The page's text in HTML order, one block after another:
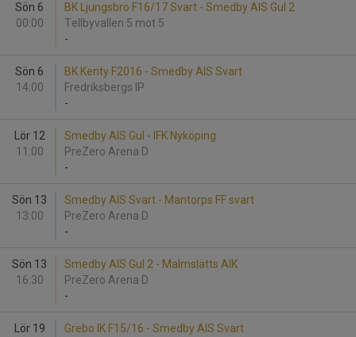
Sön 6
00:00
BK Ljungsbro F16/17 Svart - Smedby AIS Gul 2
Tellbyvallen 5 mot 5
-
Sön 6
14:00
BK Kenty F2016 - Smedby AIS Svart
Fredriksbergs IP
-
Lör 12
11:00
Smedby AIS Gul - IFK Nyköping
PreZero Arena D
-
Sön 13
13:00
Smedby AIS Svart - Mantorps FF svart
PreZero Arena D
-
Sön 13
16:30
Smedby AIS Gul 2 - Malmslätts AIK
PreZero Arena D
-
Lör 19
Grebo IK F15/16 - Smedby AIS Svart